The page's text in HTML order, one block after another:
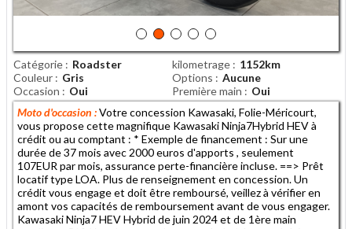
Catégorie Roadster kilometrage
1152km
Couleur
Gris Options
Aucune
Occasion
Oui Première main
Oui
Moto d'occasion :Votre concession Kawasaki, Folie-Méricourt,
vous propose cette magnifique Kawasaki Ninja7Hybrid HEV à
crédit ou au comptant : * Exemple de financement : Sur une
durée de 37 mois avec 2000 euros d'apports , seulement
107EUR par mois, assurance perte-financière incluse. ==> Prêt
locatif type LOA. Plus de renseignement en concession. Un
crédit vous engage et doit être remboursé, veillez à vérifier en
amont vos capacités de remboursement avant de vous engager.
Kawasaki Ninja7 HEV Hybrid de juin 2024 et de 1ère main